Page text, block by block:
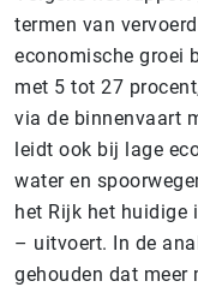
termen van
economische groei
met 5 tot 27
via de binnenvaart
leidt ook bij lage
water en
het Rijk het huidige
– uitvoert. In de
gehouden dat meer